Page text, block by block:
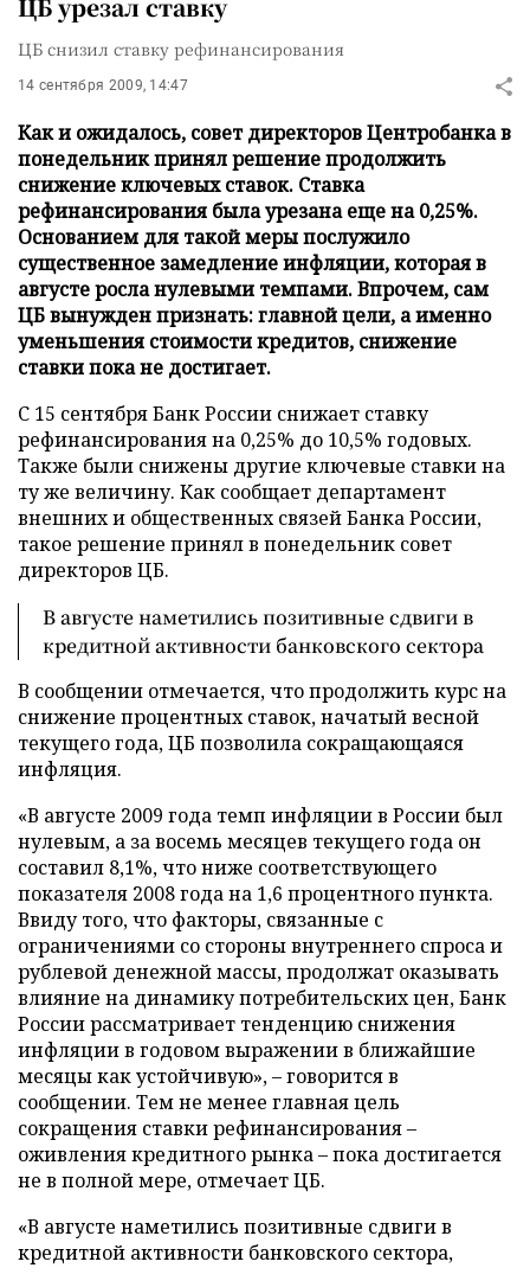
ЦБ урезал ставку
ЦБ снизил ставку рефинансирования
14 сентября 2009, 14:47
Как и ожидалось, совет директоров Центробанка в
понедельник принял решение продолжить
снижение ключевых ставок. Ставка
рефинансирования была урезана еще на 0,25%.
Основанием для такой меры послужило
существенное замедление инфляции, которая в
августе росла нулевыми темпами. Впрочем, сам
ЦБ вынужден признать: главной цели, а именно
уменьшения стоимости кредитов, снижение
ставки пока не достигает.
С 15 сентября Банк России снижает ставку
рефинансирования на 0,25% до 10,5% годовых.
Также были снижены другие ключевые ставки на
ту же величину. Как сообщает департамент
внешних и общественных связей Банка России,
такое решение принял в понедельник совет
директоров ЦБ.
В августе наметились позитивные сдвиги в
кредитной активности банковского сектора
В сообщении отмечается, что продолжить курс на
снижение процентных ставок, начатый весной
текущего года, ЦБ позволила сокращающаяся
инфляция.
«В августе 2009 года темп инфляции в России был
нулевым, а за восемь месяцев текущего года он
составил 8,1%, что ниже соответствующего
показателя 2008 года на 1,6 процентного пункта.
Ввиду того, что факторы, связанные с
ограничениями со стороны внутреннего спроса и
рублевой денежной массы, продолжат оказывать
влияние на динамику потребительских цен, Банк
России рассматривает тенденцию снижения
инфляции в годовом выражении в ближайшие
месяцы как устойчивую», – говорится в
сообщении. Тем не менее главная цель
сокращения ставки рефинансирования –
оживления кредитного рынка – пока достигается
не в полной мере, отмечает ЦБ.
«В августе наметились позитивные сдвиги в
кредитной активности банковского сектора,